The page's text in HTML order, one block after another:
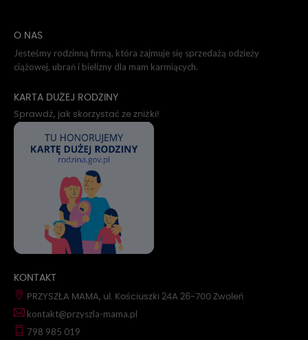
O NAS
Jesteśmy rodzinną firmą, która zajmuje się sprzedażą odzieży
ciążowej, ubrań i bielizny dla mam karmiących.
KARTA DUŻEJ RODZINY
Sprawdź, jak skorzystać ze zniżki!
KONTAKT
PRZYSZŁA MAMA, ul. Kościuszki 24A 26-700 Zwoleń
kontakt@przyszla-mama.pl
798 985 019